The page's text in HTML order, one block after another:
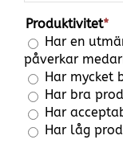
Produktivitet*
Har en
påverkar
Har mycket
Har bra
Har
Har låg